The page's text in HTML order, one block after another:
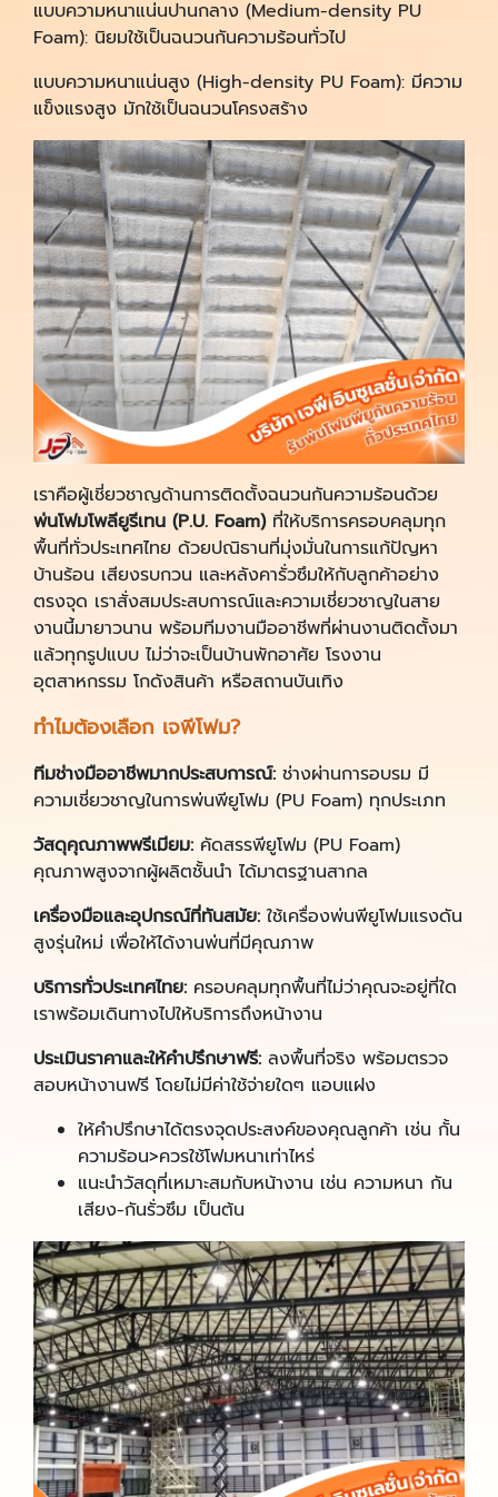
แบบความหนาแน่นปานกลาง (Medium-density PU
Foam): นิยมใช้เป็นฉนวนกันความร้อนทั่วไป
แบบความหนาแน่นสูง (High-density PU Foam): มีความ
แข็งแรงสูง มักใช้เป็นฉนวนโครงสร้าง
เราคือผู้เชี่ยวชาญด้านการติดตั้งฉนวนกันความร้อนด้วย
พ่นโฟมโพลียูรีเทน (P.U. Foam)ที่ให้บริการครอบคลุมทุก
พื้นที่ทั่วประเทศไทย ด้วยปณิธานที่มุ่งมั่นในการแก้ปัญหา
บ้านร้อน เสียงรบกวน และหลังคารั่วซึมให้กับลูกค้าอย่าง
ตรงจุด เราสั่งสมประสบการณ์และความเชี่ยวชาญในสาย
งานนี้มายาวนาน พร้อมทีมงานมืออาชีพที่ผ่านงานติดตั้งมา
แล้วทุกรูปแบบ ไม่ว่าจะเป็นบ้านพักอาศัย โรงงาน
อุตสาหกรรม โกดังสินค้า หรือสถานบันเทิง
ทำไมต้องเลือก เจพีโฟม?
ทีมช่างมืออาชีพมากประสบการณ์: ช่างผ่านการอบรม มี
ความเชี่ยวชาญในการพ่นพียูโฟม (PU Foam) ทุกประเภท
วัสดุคุณภาพพรีเมียม: คัดสรรพียูโฟม (PU Foam)
คุณภาพสูงจากผู้ผลิตชั้นนำ ได้มาตรฐานสากล
เครื่องมือและอุปกรณ์ที่ทันสมัย: ใช้เครื่องพ่นพียูโฟมแรงดัน
สูงรุ่นใหม่ เพื่อให้ได้งานพ่นที่มีคุณภาพ
บริการทั่วประเทศไทย: ครอบคลุมทุกพื้นที่ไม่ว่าคุณจะอยู่ที่ใด
เราพร้อมเดินทางไปให้บริการถึงหน้างาน
ประเมินราคาและให้คำปรึกษาฟรี: ลงพื้นที่จริง พร้อมตรวจ
สอบหน้างานฟรี โดยไม่มีค่าใช้จ่ายใดๆ แอบแฝง
ให้คำปรึกษาได้ตรงจุดประสงค์ของคุณลูกค้า เช่น กั้น
ความร้อน>ควรใช้โฟมหนาเท่าไหร่
แนะนำวัสดุที่เหมาะสมกับหน้างาน เช่น ความหนา กัน
เสียง-กันรั่วซึม เป็นต้น